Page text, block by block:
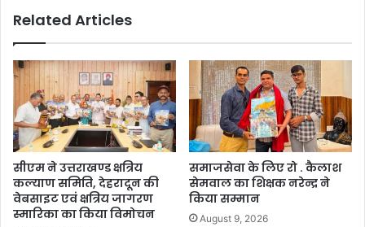
Related Articles
सीएम ने उत्तराखण्ड क्षत्रिय
कल्याण समिति, देहरादून की
वेबसाइट एवं क्षत्रिय जागरण
स्मारिका का किया विमोचन
समाजसेवा के लिए रो . कैलाश
सेमवाल का शिक्षक नरेन्द्र ने
किया सम्मान
August 9, 2026